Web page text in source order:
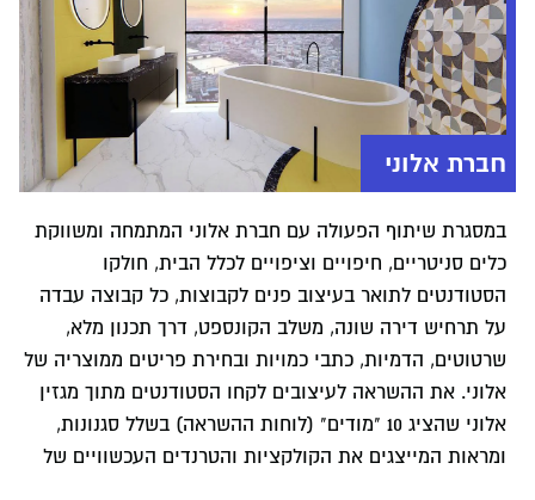
חברת אלוני
במסגרת שיתוף הפעולה עם חברת אלוני המתמחה ומשווקת
כלים סניטריים, חיפויים וציפויים לכלל הבית, חולקו
הסטודנטים לתואר בעיצוב פנים לקבוצות, כל קבוצה עבדה
על תרחיש דירה שונה, משלב הקונספט, דרך תכנון מלא,
שרטוטים, הדמיות, כתבי כמויות ובחירת פריטים ממוצריה של
אלוני. את ההשראה לעיצובים לקחו הסטודנטים מתוך מגזין
אלוני שהציג 10 "מודים" (לוחות ההשראה) בשלל סגנונות,
ומראות המייצגים את הקולקציות והטרנדים העכשוויים של